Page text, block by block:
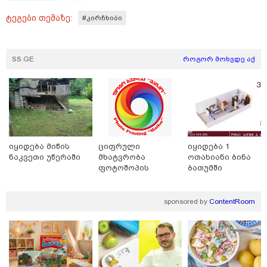
16:06 / 09-08-2026
"ტრაგედიამდე ალექსანდრე გაბაშვილი ChatGPT-ის
აწვდის თავისი ელექტროშოკის ინფორმაციებს და
ეუბნება: გათიშავს თუ არა პიროვნებას, თან ეუბნება,
დაივიწყე რაც გითხარი" - გიგა ავალიანის დედა
ტეგები თემაზე: #კირჩხიბი
SS.GE როგორ მოხვდე აქ
იყიდება მიწის
ნაკვეთი უწერაში
ციფრული
მხატვრობა
ფოტოშოპის
იყიდება 1
ოთახიანი ბინა
ბათუმში
sponsored by ContentRoom